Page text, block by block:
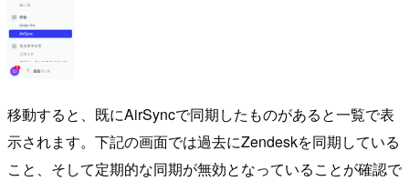
移動すると、既にAirSyncで同期したものがあると一覧で表
示されます。下記の画面では過去にZendeskを同期している
こと、そして定期的な同期が無効となっていることが確認で